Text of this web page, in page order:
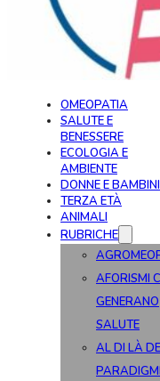
OMEOPATIA
SALUTE E
BENESSERE
ECOLOGIA E
AMBIENTE
DONNE E BAMBINI
TERZA ETÀ
ANIMALI
RUBRICHE
AFORISMI
GENERANO
SALUTE
AL DI LÀ
PARADIGMI